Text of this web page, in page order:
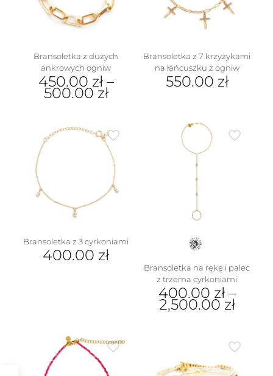
Bransoletka z dużych
ankrowych ogniw
450.00 zł–
500.00 zł
ma
wariantów.
stronie
Bransoletka z 7 krzyżykami
na łańcuszku z ogniw
550.00 zł
Bransoletka z 3 cyrkoniami
400.00 zł
Bransoletka na rękę i palec
z trzema cyrkoniami
400.00 zł–
2,500.00 zł
wariantów.